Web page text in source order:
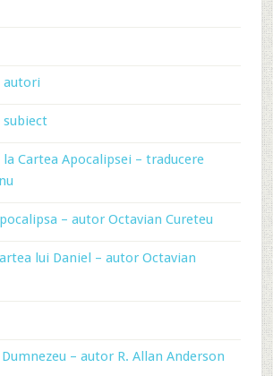
autori
subiect
Cartea Apocalipsei – traducere
– autor Octavian Cureteu
lui Daniel – autor Octavian
– autor R. Allan Anderson